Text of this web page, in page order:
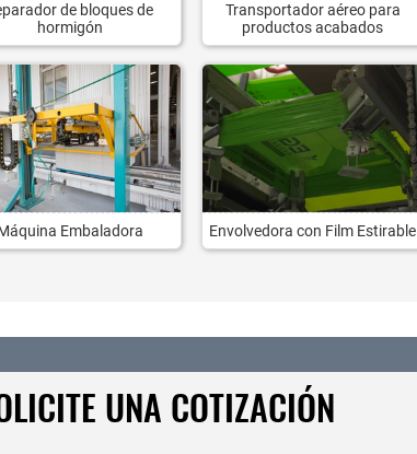
de bloques de
hormigón
Transportador aéreo para
productos acabados
Embaladora Envolvedora con Film Estirable
UNA COTIZACIÓN